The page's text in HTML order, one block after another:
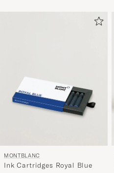
MONTBLANC
Ink Cartridges Royal Blue